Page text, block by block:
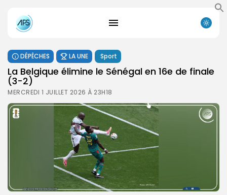
DÉPÊCHES LA UNE Sport
La Belgique élimine le Sénégal en 16e de finale
(3-2)
MERCREDI 1 JUILLET 2026 À 23H18